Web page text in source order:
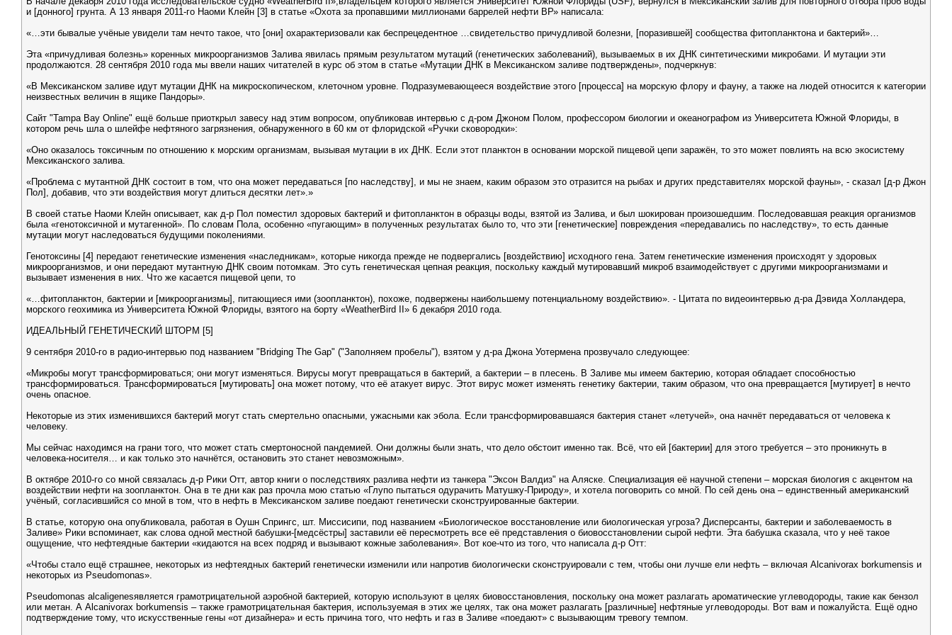
и [донного] грунта. А 13 января 2011-го Наоми Клейн [3] в статье «Охота за пропавшими миллионами баррелей нефти ВР» написала:
«…эти бывалые учёные увидели там нечто такое, что [они] охарактеризовали как беспрецедентное …свидетельство причудливой болезни, [поразившей] сообщества фитопланктона и бактерий»…
Эта «причудливая болезнь» коренных микроорганизмов Залива явилась прямым результатом мутаций (генетических заболеваний), вызываемых в их ДНК синтетическими микробами. И мутации эти
продолжаются. 28 сентября 2010 года мы ввели наших читателей в курс об этом в статье «Мутации ДНК в Мексиканском заливе подтверждены», подчеркнув:
«В Мексиканском заливе идут мутации ДНК на микроскопическом, клеточном уровне. Подразумевающееся воздействие этого [процесса] на морскую флору и фауну, а также на людей относится к категории
неизвестных величин в ящике Пандоры».
Сайт "Tampa Bay Online" ещё больше приоткрыл завесу над этим вопросом, опубликовав интервью с д-ром Джоном Полом, профессором биологии и океанографом из Университета Южной Флориды, в
котором речь шла о шлейфе нефтяного загрязнения, обнаруженного в 60 км от флоридской «Ручки сковородки»:
«Оно оказалось токсичным по отношению к морским организмам, вызывая мутации в их ДНК. Если этот планктон в основании морской пищевой цепи заражён, то это может повлиять на всю экосистему
Мексиканского залива.
«Проблема с мутантной ДНК состоит в том, что она может передаваться [по наследству], и мы не знаем, каким образом это отразится на рыбах и других представителях морской фауны», - сказал [д-р Джон
Пол], добавив, что эти воздействия могут длиться десятки лет».»
В своей статье Наоми Клейн описывает, как д-р Пол поместил здоровых бактерий и фитопланктон в образцы воды, взятой из Залива, и был шокирован произошедшим. Последовавшая реакция организмов
была «генотоксичной и мутагенной». По словам Пола, особенно «пугающим» в полученных результатах было то, что эти [генетические] повреждения «передавались по наследству», то есть данные
мутации могут наследоваться будущими поколениями.
Генотоксины [4] передают генетические изменения «наследникам», которые никогда прежде не подвергались [воздействию] исходного гена. Затем генетические изменения происходят у здоровых
микроорганизмов, и они передают мутантную ДНК своим потомкам. Это суть генетическая цепная реакция, поскольку каждый мутировавший микроб взаимодействует с другими микроорганизмами и
вызывает изменения в них. Что же касается пищевой цепи, то
«…фитопланктон, бактерии и [микроорганизмы], питающиеся ими (зоопланктон), похоже, подвержены наибольшему потенциальному воздействию». - Цитата по видеоинтервью д-ра Дэвида Холландера,
морского геохимика из Университета Южной Флориды, взятого на борту «WeatherBird II» 6 декабря 2010 года.
ИДЕАЛЬНЫЙ ГЕНЕТИЧЕСКИЙ ШТОРМ [5]
9 сентября 2010-го в радио-интервью под названием "Bridging The Gap" ("Заполняем пробелы"), взятом у д-ра Джона Уотермена прозвучало следующее:
«Микробы могут трансформироваться; они могут изменяться. Вирусы могут превращаться в бактерий, а бактерии – в плесень. В Заливе мы имеем бактерию, которая обладает способностью
трансформироваться. Трансформироваться [мутировать] она может потому, что её атакует вирус. Этот вирус может изменять генетику бактерии, таким образом, что она превращается [мутирует] в нечто
очень опасное.
Некоторые из этих изменившихся бактерий могут стать смертельно опасными, ужасными как эбола. Если трансформировавшаяся бактерия станет «летучей», она начнёт передаваться от человека к
человеку.
Мы сейчас находимся на грани того, что может стать смертоносной пандемией. Они должны были знать, что дело обстоит именно так. Всё, что ей [бактерии] для этого требуется – это проникнуть в
человека-носителя… и как только это начнётся, остановить это станет невозможным».
В октябре 2010-го со мной связалась д-р Рики Отт, автор книги о последствиях разлива нефти из танкера "Эксон Валдиз" на Аляске. Специализация её научной степени – морская биология с акцентом на
воздействии нефти на зоопланктон. Она в те дни как раз прочла мою статью «Глупо пытаться одурачить Матушку-Природу», и хотела поговорить со мной. По сей день она – единственный американский
учёный, согласившийся со мной в том, что в нефть в Мексиканском заливе поедают генетически сконструированные бактерии.
В статье, которую она опубликовала, работая в Оушн Спрингс, шт. Миссисипи, под названием «Биологическое восстановление или биологическая угроза? Дисперсанты, бактерии и заболеваемость в
Заливе» Рики вспоминает, как слова одной местной бабушки-[медсёстры] заставили её пересмотреть все её представления о биовосстановлении сырой нефти. Эта бабушка сказала, что у неё такое
ощущение, что нефтеядные бактерии «кидаются на всех подряд и вызывают кожные заболевания». Вот кое-что из того, что написала д-р Отт:
«Чтобы стало ещё страшнее, некоторых из нефтеядных бактерий генетически изменили или напротив биологически сконструировали с тем, чтобы они лучше ели нефть – включая Alcanivorax borkumensis и
некоторых из Pseudomonas».
Pseudomonas alcaligenesявляется грамотрицательной аэробной бактерией, которую используют в целях биовосстановления, поскольку она может разлагать ароматические углеводороды, такие как бензол
или метан. А Alcanivorax borkumensis – также грамотрицательная бактерия, используемая в этих же целях, так она может разлагать [различные] нефтяные углеводороды. Вот вам и пожалуйста. Ещё одно
подтверждение тому, что искусственные гены «от дизайнера» и есть причина того, что нефть и газ в Заливе «поедают» с вызывающим тревогу темпом.